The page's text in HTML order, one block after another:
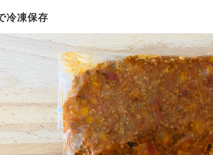
冷凍保存